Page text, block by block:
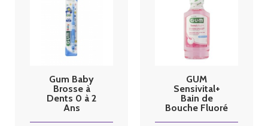
Gum Baby
Brosse à
Dents 0 à 2
Ans
GUM
Sensivital+
Bain de
Bouche Fluoré